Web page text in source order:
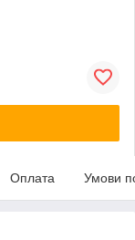
Оплата Умови